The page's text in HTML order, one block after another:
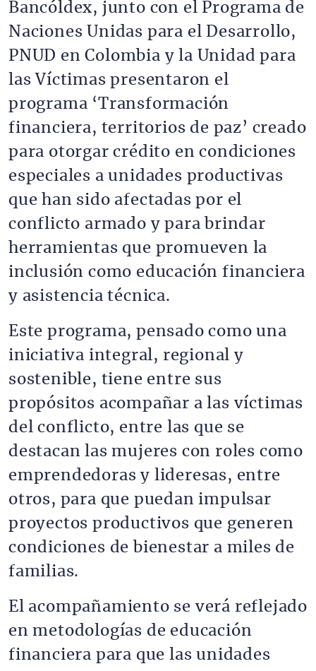
Bancóldex, junto con el Programa de
Naciones Unidas para el Desarrollo,
PNUD en Colombia y la Unidad para
las Víctimas presentaron el
programa ‘Transformación
financiera, territorios de paz’ creado
para otorgar crédito en condiciones
especiales a unidades productivas
que han sido afectadas por el
conflicto armado y para brindar
herramientas que promueven la
inclusión como educación financiera
y asistencia técnica.
Este programa, pensado como una
iniciativa integral, regional y
sostenible, tiene entre sus
propósitos acompañar a las víctimas
del conflicto, entre las que se
destacan las mujeres con roles como
emprendedoras y lideresas, entre
otros, para que puedan impulsar
proyectos productivos que generen
condiciones de bienestar a miles de
familias.
El acompañamiento se verá reflejado
en metodologías de educación
financiera para que las unidades